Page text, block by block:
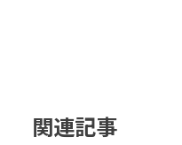
関連記事